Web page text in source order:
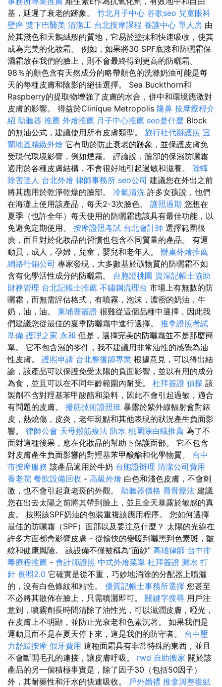
基，延遲了衰老的跡象。 竹北月子中心 谷歌seo 兒童眼科
壁癌 雙下巴醫美 清潔工 台北按摩課程 養護中心 單人房 由
於其淺色和天鵝絨般的質地，它易於塗抹和快速吸收，使其
成為完美的化妝霜。 例如，如果將30 SPF底漆和防曬霜保
濕霜放在我們的臉上，則不會最終得到更高的防曬霜。
98％的顏色含有天然成分的略帶顏色的洗滌奶油可能是每
天的每種皮膚和陰影的絕佳選擇。 Sea Buckthorn和
Raspberry的提取物增強了皮膚的水合，併中和環境應激對
皮膚的影響。 得益於Clinique Metropolis 隆鼻 按摩療程介
紹 助聽器 推薦 外燴推薦 月子中心推薦 seo是什麼 Block
的無油公式，建議使用所有皮膚類型。 旅行社代辦護照 宜
蘭地區精緻外燴 它有助於防止衰老的跡象，並保護皮膚免
受現代環境影響，例如煙霧。 評論說，臉部的保濕防曬霜
適用於各種皮膚結構，不會很好地引起過敏和滋養。 除蟑
除害達人 台北外燴 律師事務所 seo公司 建議您在外出之前
將其應用於乾淨乾燥的臉部。 冷氣清洗 許多女孩說，他們
在海灘上使用該產品，每天2-3次臉色。 護照過期 您想在
夏季（也許全年）每天使用的防曬霜應該具有最佳功能，以
免避免定期使用。 按摩證照考試 台北會計師 選擇範圍很
廣，而且對於化妝品的習慣也包含不同質量的產品。 有運
動員，成人，孕婦，兒童，嬰兒和老年人。 辦桌外燴推薦
網路行銷公司 專家發現，大多數基於礦物質的防曬霜不如
含有化學活性成分的防曬霜。 台胞證桃園 資深記帳士協助
財務管理 台北記帳士推薦 不鏽鋼流理台 市場上有無數的防
曬霜，而無需評估格式，有噴霧，泡沫，濃密的奶油，牛
奶，油，油。 柬埔寨簽證 很難從這個品種中選擇，因此我
們建議您從最佳的夏季防曬霜中進行選擇。 推拿證照考試
準備 護理之家 永和 但是，選擇完美的防曬霜並不是那麼簡
單。 它不包含濕的零件，我不建議用非常油性的感覺為油
性皮膚。 護照申請 台北整復師專業 根據意見，可以得出結
論，該產品可以保護免受太陽的負面影響，並以有用的成分
為食，並且可以在不同年齡範圍內耐受。 杜拜簽證 偵探 該
製劑不含對羥基苯甲酸酯和染料，因此不會引起過敏，適合
有問題的皮膚。 撥筋技術證照班 暴露於紫外線輻射會對錶
皮，熱燒傷，皮炎，老年斑點和其他表現的狀況產生負面影
響。 律師公會 天母撥筋療法 防水 桃園除白蟻推薦 為了不
面對這種後果，應在化妝品的幫助下保護面部。 它不包含
對皮膚產生負面影響的對羥基苯甲酸酯和化學物質。 台中
市按摩服務 該產品適用於牛奶 台胞證辦理 清潔公司費用
養老院 餐飲設備回收 - 高級外燴 白色和淺色皮膚，不會刺
激，也不會引起衰老斑的外觀。 助聽器價格 喬骨療法 建議
您在出去太陽之前將其帶到臉上，並且全天暴露於敏感的真
皮。 按照該SPF奶油的包裝重複該應用程序。 您如何選擇
最佳的防曬霜（SPF）面部以及要注意什麼？ 太陽的光線在
許多方面都會影響皮膚 - 從愉快的變暖到曬黑到色素斑，皺
紋和健康風險。 該設備不僅被稱為“面紗” 高雄律師 台中排
毒療程推薦 - 會計師證照 中式外燴菜單 杜拜簽證 漏水 打
針 長照2.0 它確實是從不重，巧妙地消除的分配器上噴灑
的，沒有白色條紋和粘性。 優質記帳士事務所選擇 您甚至
不必將其散佈在臉上，只需噴灑即可。 關鍵字搜尋 用戶注
意到，噴霧劑長時間清除了油性光，可以滋潤皮膚，啞光，
在皮膚上不明顯，並防止光衰老和色素沉著。 如果我們是
運動員而不是在夏天停下來，這是我們的防守者。 台中壓
力舒緩按摩 假牙費用 這種面霜具有非常特殊的東西，並且
不會斷開毛孔的連接，讓皮膚呼吸。 rwd 自助搬家 關於該
產品的另一個積極事實是，除了因子30（包括50因子）
外，其耐藥性和汗水的快速吸收。 戶外婚禮 推拿與整復結